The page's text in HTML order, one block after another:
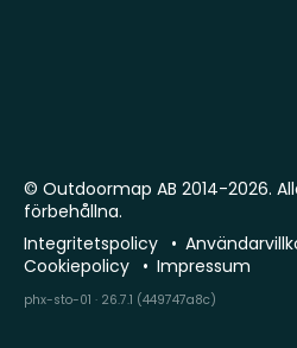
© Outdoormap AB 2014-2026.
förbehållna.
Integritetspolicy
Cookiepolicy
Impressum
phx-sto-01 · 26.7.1 (449747a8c)